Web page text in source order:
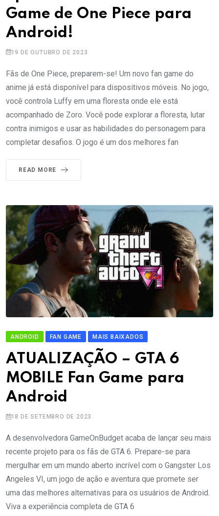
Game de One Piece para
Android!
19 DE OUTUBRO DE 2023
Fãs de One Piece, preparem-se! Um novo fan game do
anime já está disponível para dispositivos móveis. No jogo,
você controla Luffy em uma floresta onde ele está
acompanhado de Zoro. Você pode explorar a floresta, lutar
contra inimigos e usar as habilidades do personagem para
completar desafios. O jogo é um dos melhores fan
READ MORE
ANDROID FAN GAME MAIS BAIXADOS
ATUALIZAÇÃO – GTA 6
MOBILE Fan Game para
Android
18 DE SETEMBRO DE 2023
A desenvolvedora GameOnBudget acaba de lançar seu mais
recente projeto para os fãs de GTA 6. Prepare-se para
mergulhar em um mundo aberto incrível com o Gangster Los
Angeles VI, um jogo de ação e aventura que promete ser
uma das melhores alternativas para os usuários de Android.
Viva a experiência completa de GTA 6